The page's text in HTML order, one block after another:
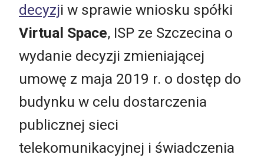
decyzji w sprawie wniosku spółki
Virtual Space, ISP ze Szczecina o
wydanie decyzji zmieniającej
umowę z maja 2019 r. o dostęp do
budynku w celu dostarczenia
publicznej sieci
telekomunikacyjnej i świadczenia